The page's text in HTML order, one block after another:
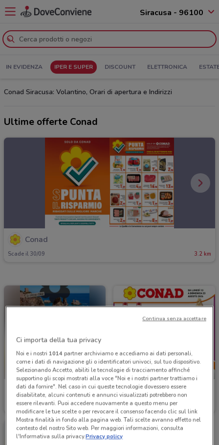
Siracusa - 96100
IN EVIDENZA IPER E SUPER DISCOUNT ELETTRONICA
Conad Siracusa: Volantino, Orari di apertura e Indirizzi
Ultime offerte Conad
Conad
Scade il 30/09 3.2 km
Conad
Scade domenica 3.2 km
NUOVO
Conad
Scade il 23/08
Ci importa della tua privacy
Noi e i nostri 1014partner archiviamo e accediamo ai dati personali,
come i dati di navigazione gli o identificatori univoci, sul tuo dispositivo.
Selezionando Accetto, abiliti le tecnologie di tracciamento affinché
supportino gli scopi mostrati alla voce "Noi e i nostri partner trattiamo i
dati da fornire". Nel caso in cui queste tecnologie dovessero essere
disabilitate, alcuni contenuti e annunci visualizzati potrebbero non
essere rilevanti. Puoi accedere nuovamente a questo menu per
modificare le tue scelte o per revocare il consenso facendo clic sul link
Mostra finalità in fondo alla pagina web. Tali scelte avranno effetto nel
contesto del nostro Sito web. Per maggiori informazioni, consulta
l'Informativa sulla privacy.Privacy policy
Continua senza accettare